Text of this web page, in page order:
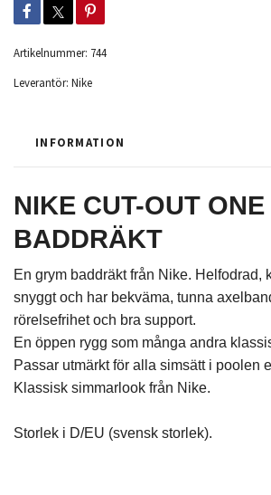
Artikelnummer: 744
Leverantör: Nike
INFORMATION
NIKE CUT-OUT
BADDRÄKT
En grym baddräkt från Nike. Helfodrad,
snyggt och har bekväma, tunna
rörelsefrihet och bra support.
En öppen rygg som många andra
Passar utmärkt för alla simsätt i poolen
Klassisk simmarlook från Nike.
Storlek i D/EU (svensk storlek).